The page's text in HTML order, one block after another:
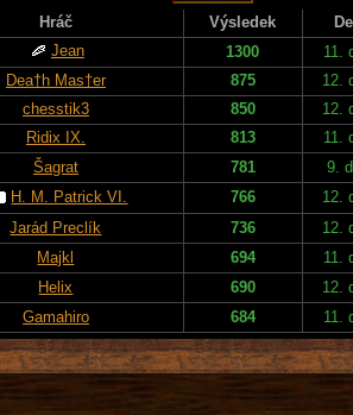
Hráč Výsledek
Jean 1300
11.
Dea†h Mas†er 875
12.
chesstik3 850
12.
Ridix IX. 813
11.
Šagrat 781
9.
H. M. Patrick VI. 766
12.
Jarád Preclík 736
12.
Majkl 694
11.
Helix 690
12.
Gamahiro 684 11.